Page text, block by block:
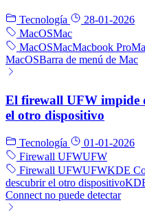
Tecnología
28-01-2026
MacOSMac
MacOSMacMacbook Pro
MacOSBarra de menú de Mac
El firewall UFW impide
el otro dispositivo
Tecnología
01-01-2026
Firewall UFWUFW
Firewall UFWUFWKDE
descubrir el otro dispositivo
Connect no puede detectar